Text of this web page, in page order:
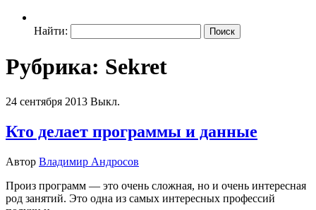
Найти:
Рубрика: Sekret
24 сентября 2013 Выкл.
Кто делает программы и данные
Автор Владимир Андросов
Произ программ — это очень сложная, но и очень интересная
род занятий. Это одна из самых интересных профессий